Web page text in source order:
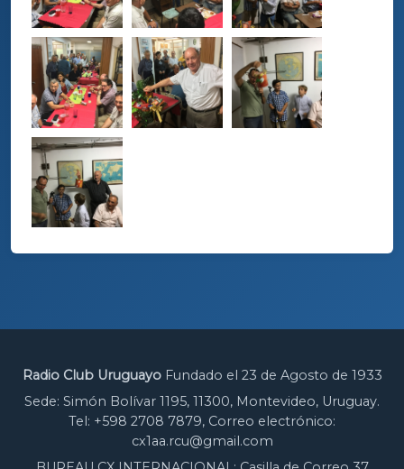
Radio Club UruguayoFundado el 23 de Agosto de 1933
Sede: Simón Bolívar 1195, 11300, Montevideo, Uruguay.
Tel: +598 2708 7879, Correo electrónico:
cx1aa.rcu@gmail.com